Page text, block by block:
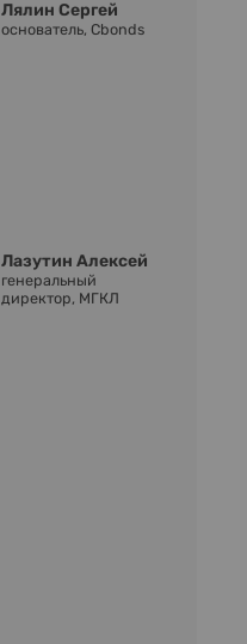
Лялин Сергей
основатель, Cbonds
Лазутин Алексей
генеральный
директор, МГКЛ